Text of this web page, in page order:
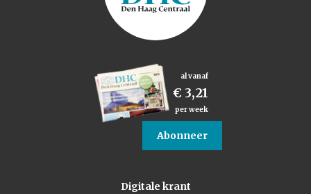
al vanaf
€ 3,21
per week
Abonneer
Digitale krant